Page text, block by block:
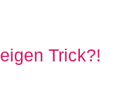
Trick?!